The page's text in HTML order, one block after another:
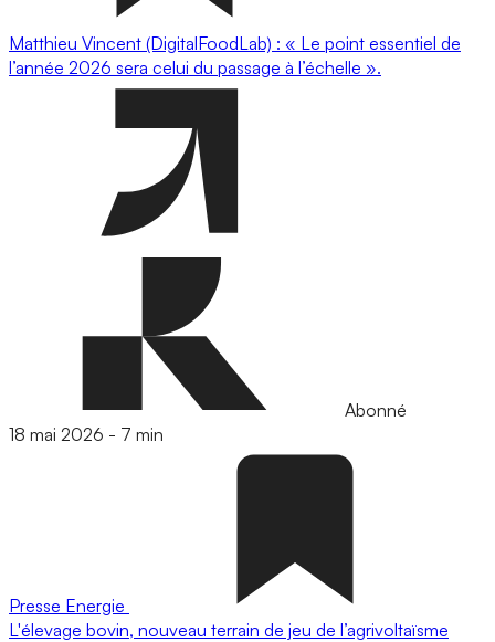
Matthieu Vincent (DigitalFoodLab) : « Le point essentiel de
l’année 2026 sera celui du passage à l’échelle ».
Abonné
18 mai 2026 - 7 min
Presse Energie
L'élevage bovin, nouveau terrain de jeu de l’agrivoltaïsme